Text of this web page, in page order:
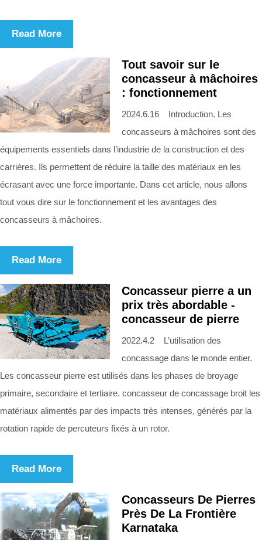
Read More
Tout savoir sur le
concasseur à mâchoires
: fonctionnement
2024.6.16 Introduction. Les
concasseurs à mâchoires sont des
équipements essentiels dans l’industrie de la construction et des
carrières. Ils permettent de réduire la taille des matériaux en les
écrasant avec une force importante. Dans cet article, nous allons
tout vous dire sur le fonctionnement et les avantages des
concasseurs à mâchoires.
Read More
Concasseur pierre a un
prix très abordable -
concasseur de pierre
2022.4.2 L’utilisation des
concassage dans le monde entier.
Les concasseur pierre est utilisés dans les phases de broyage
primaire, secondaire et tertiaire. concasseur de concassage broit les
matériaux alimentés par des impacts très intenses, générés par la
rotation rapide de percuteurs fixés à un rotor.
Read More
Concasseurs De Pierres
Près De La Frontière
Karnataka